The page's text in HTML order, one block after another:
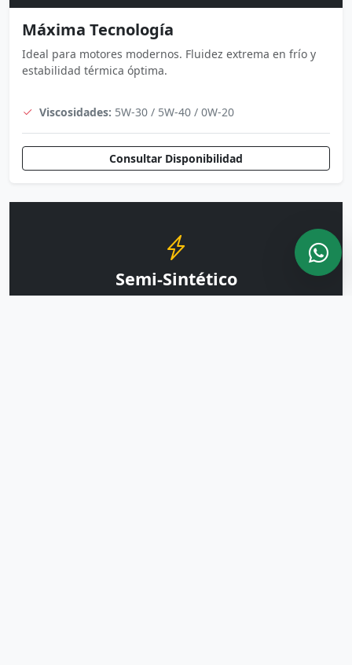
Máxima Tecnología
Ideal para motores modernos. Fluidez extrema en frío y
estabilidad térmica óptima.
Viscosidades: 5W-30 / 5W-40 / 0W-20
Consultar Disponibilidad
Semi-Sintético